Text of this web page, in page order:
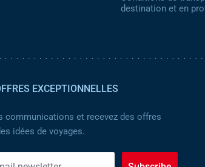
destination et en
EXCEPTIONNELLES
communications et recevez des offres
idées de voyages.